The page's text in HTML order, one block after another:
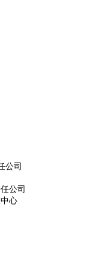
公司
公司
心